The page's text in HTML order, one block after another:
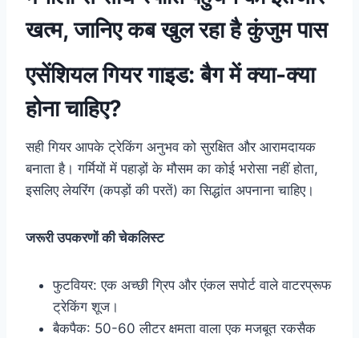
खत्म, जानिए कब खुल रहा है कुंजुम पास
एसेंशियल गियर गाइड: बैग में क्या-क्या
होना चाहिए?
सही गियर आपके ट्रेकिंग अनुभव को सुरक्षित और आरामदायक
बनाता है। गर्मियों में पहाड़ों के मौसम का कोई भरोसा नहीं होता,
इसलिए लेयरिंग (कपड़ों की परतें) का सिद्धांत अपनाना चाहिए।
जरूरी उपकरणों की चेकलिस्ट
फुटवियर: एक अच्छी ग्रिप और एंकल सपोर्ट वाले वाटरप्रूफ
ट्रेकिंग शूज।
बैकपैक: 50-60 लीटर क्षमता वाला एक मजबूत रकसैक